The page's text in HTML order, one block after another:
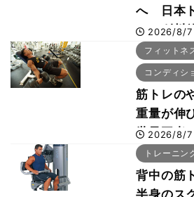
へ 日本
ー・刈川
「回復習
2026/8/7
フィットネ
コンディシ
筋トレの
重量が伸
世界王者
事・睡眠
2026/8/7
トレーニン
背中の筋
半身のス